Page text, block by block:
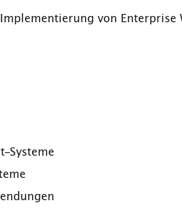
von Enterprise
Systeme